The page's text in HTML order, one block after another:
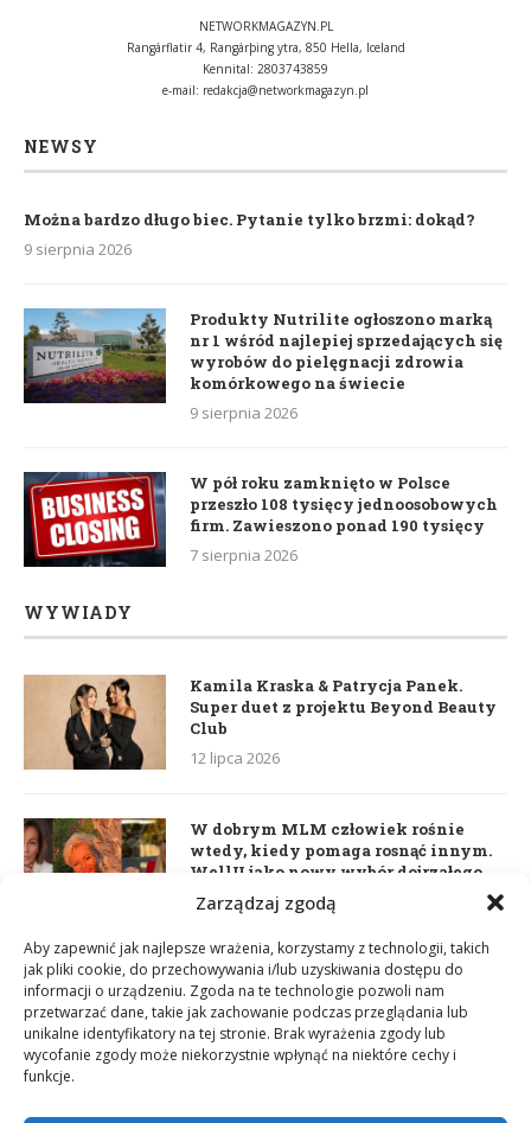
Zarządzaj zgodą
Aby zapewnić jak najlepsze wrażenia, korzystamy z technologii, takich
jak pliki cookie, do przechowywania i/lub uzyskiwania dostępu do
informacji o urządzeniu. Zgoda na te technologie pozwoli nam
przetwarzać dane, takie jak zachowanie podczas przeglądania lub
unikalne identyfikatory na tej stronie. Brak wyrażenia zgody lub
wycofanie zgody może niekorzystnie wpłynąć na niektóre cechy i
funkcje.
NETWORKMAGAZYN.PL
Rangárflatir 4, Rangárþing ytra, 850 Hella, Iceland
Kennital: 2803743859
e-mail: redakcja@networkmagazyn.pl
NEWSY
Można bardzo długo biec. Pytanie tylko brzmi: dokąd?
9 sierpnia 2026
Produkty Nutrilite ogłoszono marką
nr 1 wśród najlepiej sprzedających się
wyrobów do pielęgnacji zdrowia
komórkowego na świecie
9 sierpnia 2026
W pół roku zamknięto w Polsce
przeszło 108 tysięcy jednoosobowych
firm. Zawieszono ponad 190 tysięcy
7 sierpnia 2026
WYWIADY
Kamila Kraska & Patrycja Panek.
Super duet z projektu Beyond Beauty
Club
12 lipca 2026
W dobrym MLM człowiek rośnie
wtedy, kiedy pomaga rosnąć innym.
WellU jako nowy wybór dojrzałego
lidera
Daria Dudzik. Kocham Cię
17 kwietnia 2026